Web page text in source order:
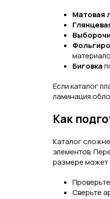
Матовая
Биговка
Если каталог
ламинация
Как
Каталог
элементов.
размере может
Сверьте